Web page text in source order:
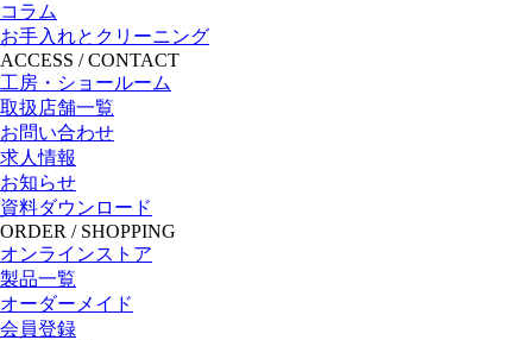
コラム
お手入れとクリーニング
ACCESS / CONTACT
工房・ショールーム
取扱店舗一覧
お問い合わせ
求人情報
お知らせ
資料ダウンロード
ORDER / SHOPPING
オンラインストア
製品一覧
オーダーメイド
会員登録